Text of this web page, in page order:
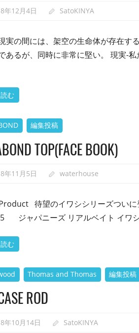
年12月4日 SatoKINYA
実の間には、架空の生命体が存在す
あるが、同時に非常に堅い。 現実-
む
編集投稿
TOP(FACE BOOK)
年11月5日 waterhouse
待望のイワシシリーズついに
ジャパニーズ リアルベイト イワ
む
Thomas and Thomas 編集投稿
ROD
年10月14日 SatoKINYA